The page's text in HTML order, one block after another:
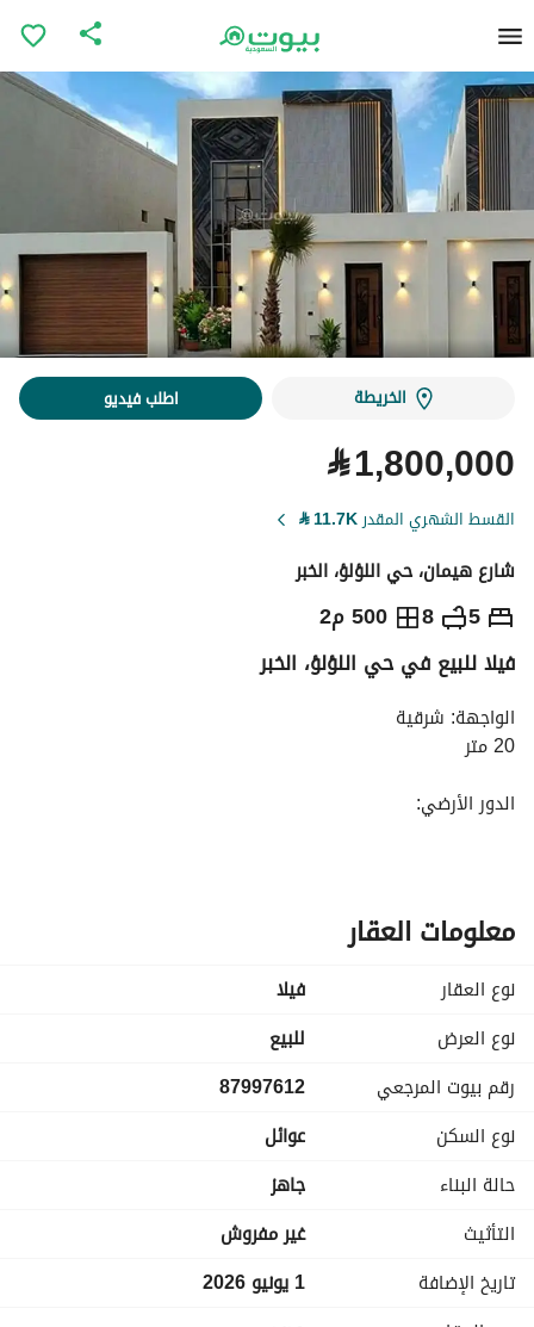
الخريطة اطلب فيديو
⃁1,800,000
القسط الشهري المقدر11.7K
⃁
شارع هيمان، حي اللؤلؤ، الخبر
5
8 500 م2 ⃁
1,800,000
التفاصيل معلومات ترخيص الإعلان
فيلا للبيع في حي اللؤلؤ، الخبر
الواجهة: شرقية
20 متر
الدور الأرضي:
مجلس رجال
مغاسل
دورة مياه
غرفة طعام
صالة كبيرة
مجلس نساء
دورة مياه
الدور الأول:
غرفة نوم ماستر رئيسية
3 غرف نوم ماستر
صالة
دورة مياه
معلومات العقار
نوع العقار
فیلا
نوع العرض
للبيع
رقم بيوت المرجعي
87997612
نوع السكن
عوائل
حالة البناء
جاهز
التأثيث
غير مفروش
تاريخ الإضافة
1 يونيو 2026